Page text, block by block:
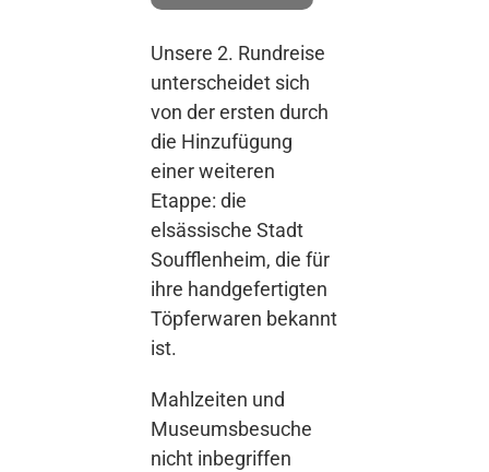
Unsere 2. Rundreise
unterscheidet sich
von der ersten durch
die Hinzufügung
einer weiteren
Etappe: die
elsässische Stadt
Soufflenheim, die für
ihre handgefertigten
Töpferwaren bekannt
ist.
Mahlzeiten und
Museumsbesuche
nicht inbegriffen